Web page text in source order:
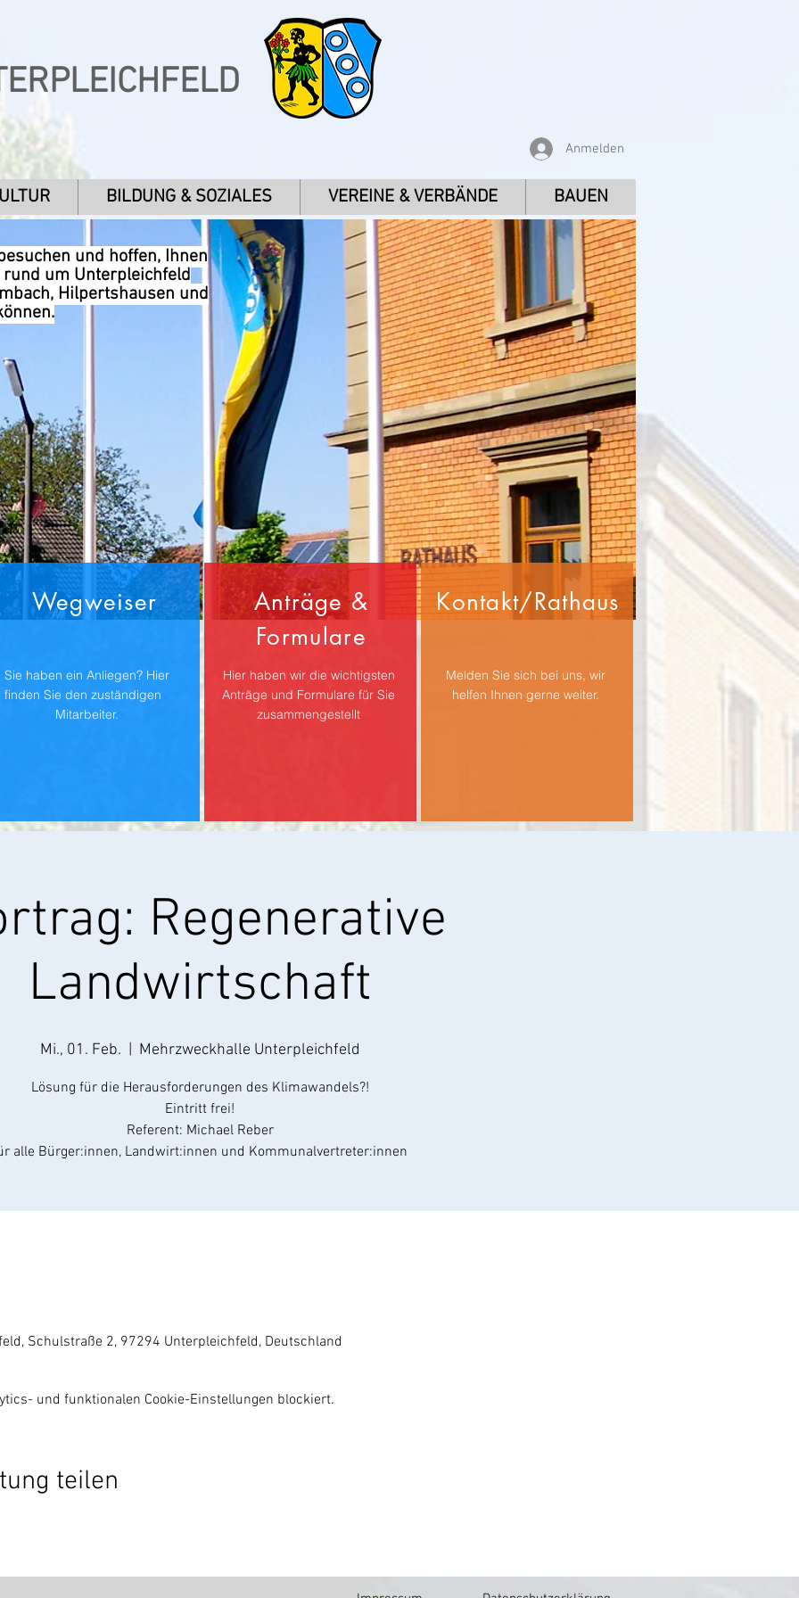
BILDUNG & SOZIALES VEREINE & VERBÄNDE BAUEN
und hoffen, Ihnen
um Unterpleichfeld
Hilpertshausen und
Wegweiser
Sie haben ein Anliegen? Hier
finden Sie den zuständigen
Mitarbeiter.
Anträge &
Formulare
Hier haben wir die wichtigsten
Anträge und Formulare für Sie
zusammengestellt
Kontakt/Rathaus
Melden Sie sich bei uns, wir
helfen Ihnen gerne weiter.
Regenerative
Landwirtschaft
Mi., 01. Feb. Mehrzweckhalle Unterpleichfeld
Lösung für die Herausforderungen des Klimawandels?!
Eintritt frei!
Referent: Michael Reber
alle Bürger:innen, Landwirt:innen und Kommunalvertreter:innen
Schulstraße 2, 97294 Unterpleichfeld, Deutschland
und funktionalen Cookie-Einstellungen blockiert.
teilen
Anmelden